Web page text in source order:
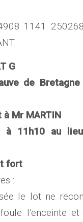
1141
G
de
Mr MARTIN
à 11h10 au
fort
:
le lot ne
l’enceinte